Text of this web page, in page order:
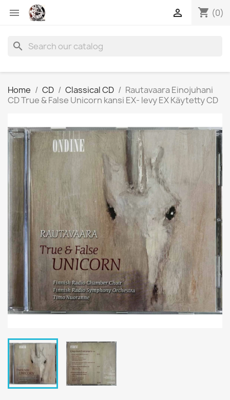
 shopping_cart (0)

search
Home CD Classical CD
Rautavaara Einojuhani
CD True & False Unicorn kansi EX- levy EX Käytetty CD